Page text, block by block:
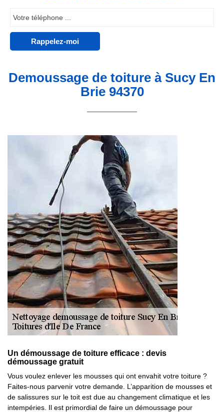
Demoussage de toiture à Sucy En
Brie 94370
Un démoussage de toiture efficace : devis
démoussage gratuit
Vous voulez enlever les mousses qui ont envahit votre toiture ?
Faites-nous parvenir votre demande. L’apparition de mousses et
de salissures sur le toit est due au changement climatique et les
intempéries. Il est primordial de faire un démoussage pour